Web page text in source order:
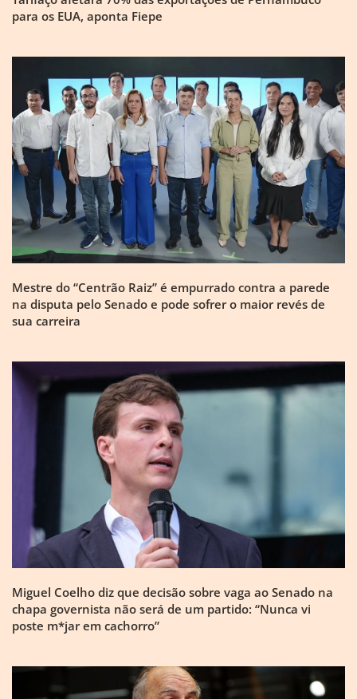
para os EUA, aponta Fiepe
Mestre do “Centrão Raiz” é empurrado contra a parede
na disputa pelo Senado e pode sofrer o maior revés de
sua carreira
Miguel Coelho diz que decisão sobre vaga ao Senado na
chapa governista não será de um partido: “Nunca vi
poste m*jar em cachorro”